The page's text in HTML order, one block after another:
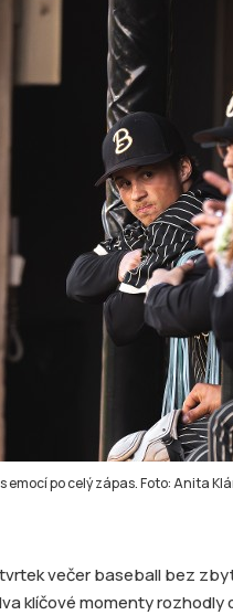
po celý zápas. Foto: Anita
večer baseball bez
klíčové momenty rozhodly